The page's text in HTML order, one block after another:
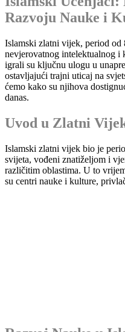
Razvoju Nauke i
Islamski zlatni vijek, period od
nevjerovatnog intelektualnog i
igrali su ključnu ulogu u
ostavljajući trajni uticaj na
ćemo kako su njihova
danas.
Uvod u Zlatni
Islamski zlatni vijek bio je
svijeta, vođeni znatiželjom i
različitim oblastima. U to
su centri nauke i kulture,